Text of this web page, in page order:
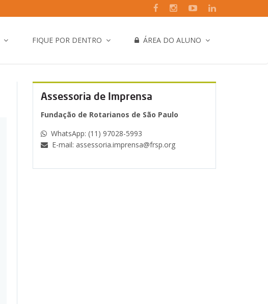
FIQUE POR DENTRO ÁREA DO ALUNO
Assessoria de Imprensa
Fundação de Rotarianos de São Paulo
WhatsApp: (11) 97028-5993
E-mail: assessoria.imprensa@frsp.org